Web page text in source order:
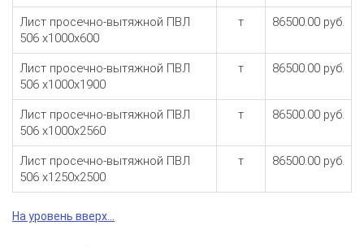
Лист просечно-вытяжной ПВЛ
506 х1000х600
т 86500.00 руб.
Лист просечно-вытяжной ПВЛ
506 х1000х1900
т 86500.00 руб.
Лист просечно-вытяжной ПВЛ
506 х1000х2560
т 86500.00 руб.
Лист просечно-вытяжной ПВЛ
506 х1250х2500
т 86500.00 руб.
На уровень вверх...